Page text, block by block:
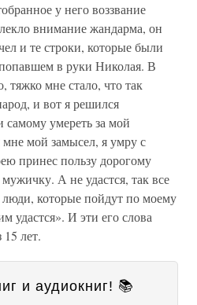
у него воззвание
внимание жандарма, он
и те строки, которые были
в руки Николая. В
тяжко мне стало, что так
и вот я решился
самому умереть за мой
мой замысел, я умру с
принес пользу дорогому
А не удастся, так все
которые пойдут по моему
удастся». И эти его слова
лет.
и аудиокниг! 📚